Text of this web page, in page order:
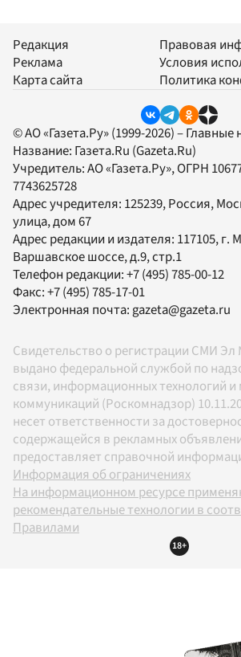
Редакция
Реклама
Карта сайта
Правовая
Условия
Политика
© АО «Газета.Ру» (1999-2026) – Главные
Название: Газета.Ru (Gazeta.Ru)
Учредитель:АО «Газета.Ру», ОГРН
7743625728
Адрес учредителя: 125239, Россия,
улица, дом 67
Адрес редакции и издателя: 117105, г.
Варшавское шоссе, д.9, стр.1
Телефон редакции:+7 (495) 785-00-12
Факс:+7 (495) 785-17-01
Электронная почта: gazeta@gazeta.ru
Свидетельство о регистрации СМИ
выдано федеральной службой по
связи, информационных технологий и
коммуникаций (Роскомнадзор)
несет ответственности за
содержащейся в рекламных
предоставляет справочной
Информация об ограничениях
На информационном ресурсе
рекомендательные технологии в
Правилами
18+